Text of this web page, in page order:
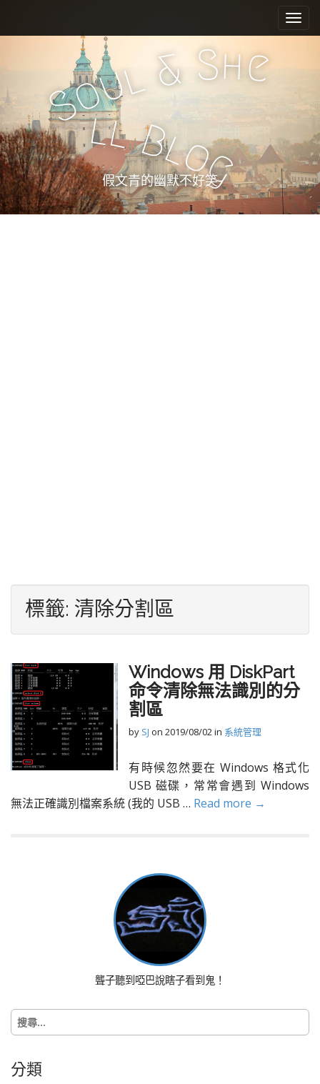
e
n
u
i
c
n
t
e
n
t
S
oul & She
llBlog
假文青的幽默不好笑
標籤: 清除分割區
Windows 用 DiskPart
命令清除無法識別的分
割區
by SJ on 2019/08/02in 系統管理
有時候忽然要在 Windows 格式化
USB 磁碟，常常會遇到 Windows
無法正確識別檔案系統 (我的 USB … Read more →
聾子聽到啞巴說瞎子看到鬼！
搜
尋
字:
分類